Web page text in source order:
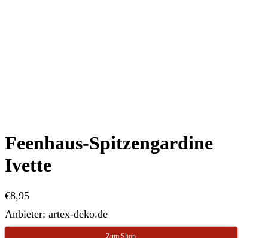
Feenhaus-Spitzengardine
Ivette
€8,95
Anbieter: artex-deko.de
Zum Shop